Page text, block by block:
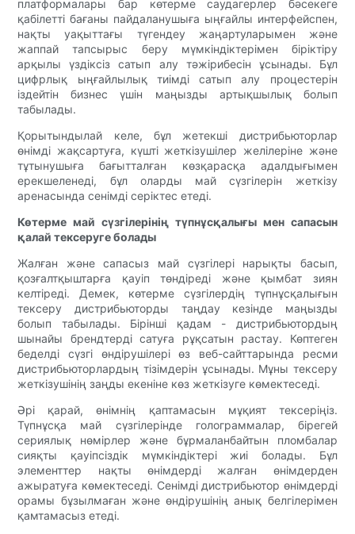
платформалары бар көтерме саудагерлер бәсекеге
қабілетті бағаны пайдаланушыға ыңғайлы интерфейспен,
нақты уақыттағы түгендеу жаңартуларымен және
жаппай тапсырыс беру мүмкіндіктерімен біріктіру
арқылы үздіксіз сатып алу тәжірибесін ұсынады. Бұл
цифрлық ыңғайлылық тиімді сатып алу процестерін
іздейтін бизнес үшін маңызды артықшылық болып
табылады.
Қорытындылай келе, бұл жетекші дистрибьюторлар
өнімді жақсартуға, күшті жеткізушілер желілеріне және
тұтынушыға бағытталған көзқарасқа адалдығымен
ерекшеленеді, бұл оларды май сүзгілерін жеткізу
аренасында сенімді серіктес етеді.
Көтерме май сүзгілерінің түпнұсқалығы мен сапасын
қалай тексеруге болады
Жалған және сапасыз май сүзгілері нарықты басып,
қозғалтқыштарға қауіп төндіреді және қымбат зиян
келтіреді. Демек, көтерме сүзгілердің түпнұсқалығын
тексеру дистрибьюторды таңдау кезінде маңызды
болып табылады. Бірінші қадам - ​​дистрибьютордың
шынайы брендтерді сатуға рұқсатын растау. Көптеген
беделді сүзгі өндірушілері өз веб-сайттарында ресми
дистрибьюторлардың тізімдерін ұсынады. Мұны тексеру
жеткізушінің заңды екеніне көз жеткізуге көмектеседі.
Әрі қарай, өнімнің қаптамасын мұқият тексеріңіз.
Түпнұсқа май сүзгілерінде голограммалар, бірегей
сериялық нөмірлер және бұрмаланбайтын пломбалар
сияқты қауіпсіздік мүмкіндіктері жиі болады. Бұл
элементтер нақты өнімдерді жалған өнімдерден
ажыратуға көмектеседі. Сенімді дистрибьютор өнімдерді
орамы бұзылмаған және өндірушінің анық белгілерімен
қамтамасыз етеді.